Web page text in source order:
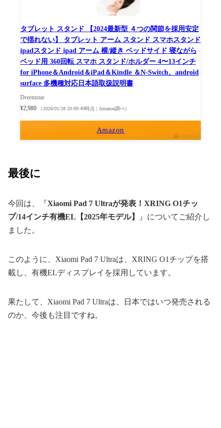
タブレット スタンド 【2024最新型 ４つの関節を採用安定
で揺れない】 タブレット アーム スタンド スマホスタンド
ipadスタンド ipad アーム 横/縱き ベッドサイド 寝ながら
ベッド用 360回転 スマホ スタンド/ホルダー 4〜13インチ
for iPhone＆Android＆iPad＆Kindle ＆N-Switch、android
surface 多機種対応日本語取扱説明書
Dreemstar
¥2,980
（2026/01/28 20:09:49時点 | Amazon調べ）
Amazon
ポチップ
最後に
今回は、『Xiaomi Pad 7 Ultraが発表！XRING O1チッ
プ/14インチ有機EL【2025年モデル】
』についてご紹介し
ました。
このように、Xiaomi Pad 7 Ultraは、XRING O1チップを搭
載し、有機ELディスプレイを採用しています。
果たして、Xiaomi Pad 7 Ultraは、日本ではいつ発売される
のか、今後も注目ですね。